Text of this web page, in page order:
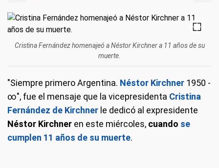
Cristina Fernández homenajeó a Néstor Kirchner a 11 años de su
muerte.
"Siempre primero Argentina. Néstor Kirchner 1950 -
∞", fue el mensaje que la vicepresidenta Cristina
Fernández de Kirchner le dedicó al expresidente
Néstor Kirchner en este miércoles, cuando se
cumplen 11 años de su muerte.